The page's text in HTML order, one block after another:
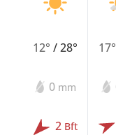
12° /28°
0 mm
2 Bft